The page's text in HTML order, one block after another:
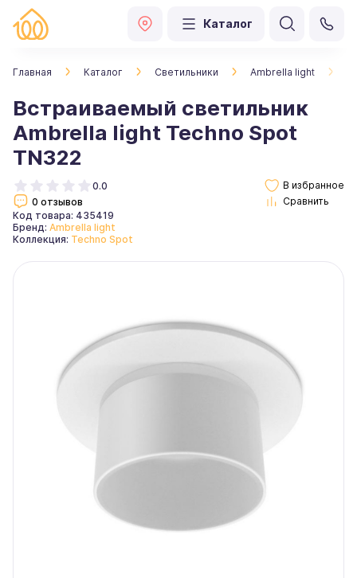
Каталог
Главная Каталог Светильники Ambrella light
Встраиваемый светильник
Ambrella light Techno Spot
TN322
0.0
0 отзывов
Код товара: 435419
Бренд: Ambrella light
Коллекция: Techno Spot